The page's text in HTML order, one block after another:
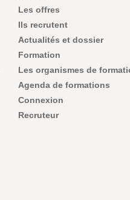
Les offres
Ils recrutent
Actualités et dossier
Formation
Les organismes de
Agenda de formations
Connexion
Recruteur